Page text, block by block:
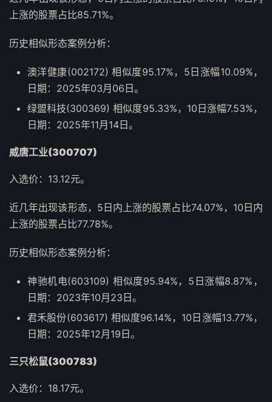
上涨的股票占比85.71%。
历史相似形态案例分析：
澳洋健康(002172) 相似度95.17%，5日涨幅10.09%，
日期：2025年03月06日。
绿盟科技(300369) 相似度95.33%，10日涨幅7.53%，
日期：2025年11月14日。
威唐工业(300707)
入选价：13.12元。
近几年出现该形态，5日内上涨的股票占比74.07%，10日内
上涨的股票占比77.78%。
历史相似形态案例分析：
神驰机电(603109) 相似度95.94%，5日涨幅8.87%，
日期：2023年10月23日。
君禾股份(603617) 相似度96.14%，10日涨幅13.77%，
日期：2025年12月19日。
三只松鼠(300783)
入选价：18.17元。